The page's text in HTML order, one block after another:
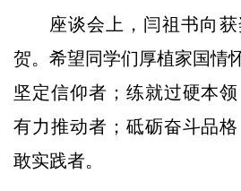
座谈会上，闫祖书向
贺。希望同学们厚植家国情
坚定信仰者；练就过硬本
有力推动者；砥砺奋斗品
敢实践者。